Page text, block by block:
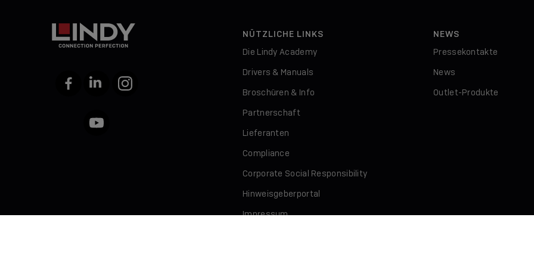
FacebookLinkedInInstagram
YouTube
NÜTZLICHE LINKS
Die Lindy Academy
Drivers & Manuals
Broschüren & Info
Partnerschaft
Lieferanten
Compliance
Corporate Social Responsibility
Hinweisgeberportal
Impressum
NEWS
Pressekontakte
News
Outlet-Produkte